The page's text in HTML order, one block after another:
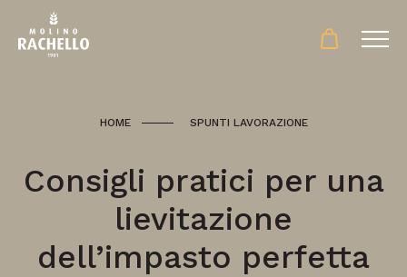
HOME SPUNTI LAVORAZIONE
Consigli pratici per una
lievitazione
dell’impasto perfetta